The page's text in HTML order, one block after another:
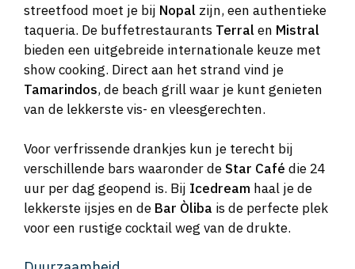
streetfood moet je bij Nopal zijn, een authentieke
taqueria. De buffetrestaurants Terralen Mistral
bieden een uitgebreide internationale keuze met
show cooking. Direct aan het strand vind je
Tamarindos, de beach grill waar je kunt genieten
van de lekkerste vis- en vleesgerechten.
Voor verfrissende drankjes kun je terecht bij
verschillende bars waaronder deStar Café die 24
uur per dag geopend is. Bij Icedream haal je de
lekkerste ijsjes en de Bar Òliba is de perfecte plek
voor een rustige cocktail weg van de drukte.